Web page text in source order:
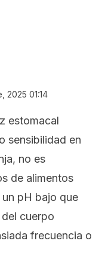
2025 01:14
estomacal
sensibilidad en
no es
de alimentos
pH bajo que
cuerpo
frecuencia o